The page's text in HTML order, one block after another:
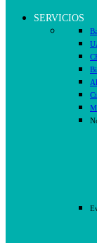
SERVICIOS